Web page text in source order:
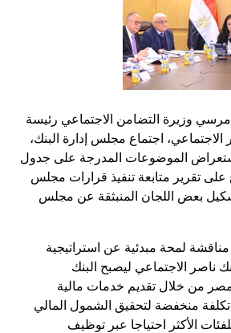
مرسي وزيرة التضامن الاجتماعي رئيسة
اجتماع مجلس إدارة البنك،
الموضوعات المدرجة على جدول
على تقرير متابعة تنفيذ قرارات مجلس
تشكيل بعض اللجان المنبثقة عن مجلس
مناقشة لمحة مبدئية عن استراتيجية
ناصر الاجتماعي ليصبح البنك
مصر من خلال تقديم خدمات مالية
منخفضة لتحقيق الشمول المالي
الأكثر احتياجا عبر توظيف